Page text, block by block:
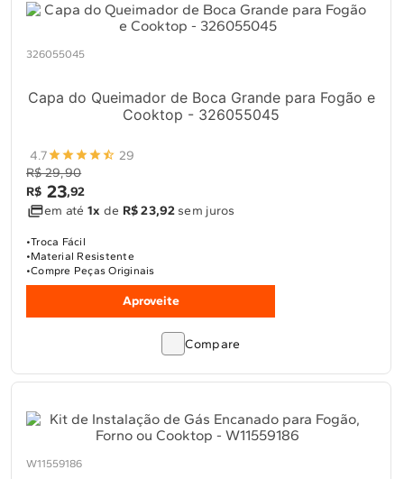
326055045
Capa do Queimador de Boca Grande para Fogão e
Cooktop - 326055045
4.7
29
R$ 29,90
R$ 23,92
em até 1x de R$ 23,92sem juros
Troca Fácil
Material Resistente
Compre Peças Originais
Aproveite
Compare
W11559186